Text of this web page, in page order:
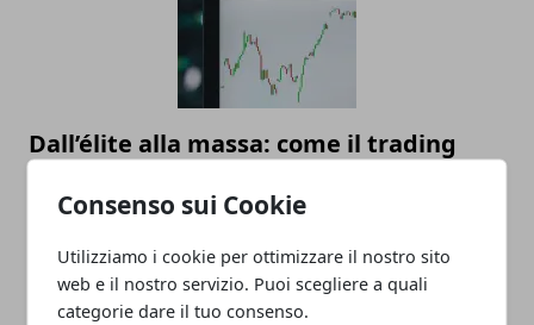
Consenso sui Cookie
Utilizziamo i cookie per ottimizzare il nostro sito
web e il nostro servizio. Puoi scegliere a quali
categorie dare il tuo consenso.
Dall’élite alla massa: come il trading
l’investimento
22/07/2025